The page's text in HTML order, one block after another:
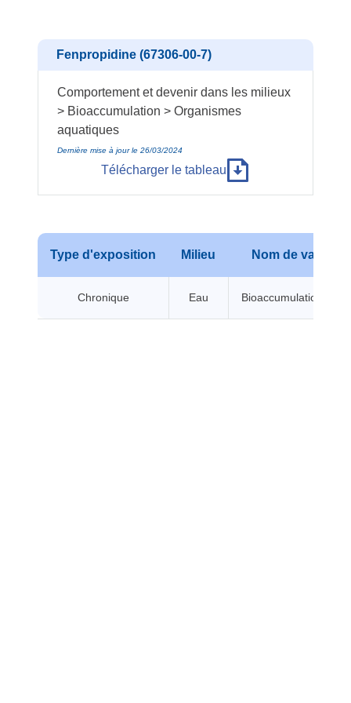
Fenpropidine (67306-00-7)
Comportement et devenir dans les milieux
> Bioaccumulation > Organismes
aquatiques
Dernière mise à jour le 26/03/2024
Télécharger le tableau
Type d'exposition Milieu Nom de valeur
Chronique Eau Bioaccumulation BCF